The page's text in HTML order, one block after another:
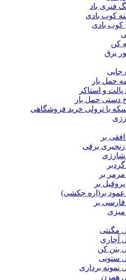
فنری باد
کوب بادی
کوب بادی
کن
برق
جایی
حمل بار
و استاکر
دستی حمل بار
یا ترولی خرید فروشگاهی
افقی بر
زنجیری برقی
شارژی
گردبر
مرمر بر
پروفیل بر
عمود بر(اره چکشی)
فارسی بر
میزی
مگنتی
آچاری
بتن کن
ستونی
نمونه برداری
همزن